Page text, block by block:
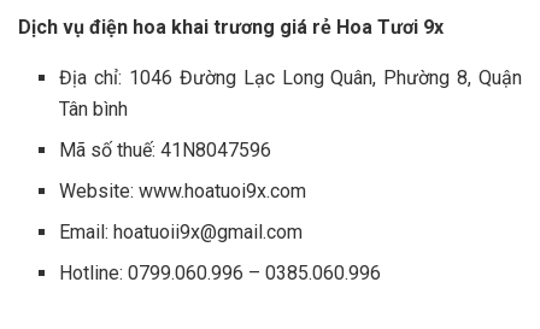
Dịch vụ điện hoa khai trương giá rẻ Hoa Tươi 9x
Địa chỉ: 1046 Đường Lạc Long Quân, Phường 8, Quận
Tân bình
Mã số thuế: 41N8047596
Website:www.hoatuoi9x.com
Email:hoatuoii9x@gmail.com
Hotline: 0799.060.996 – 0385.060.996